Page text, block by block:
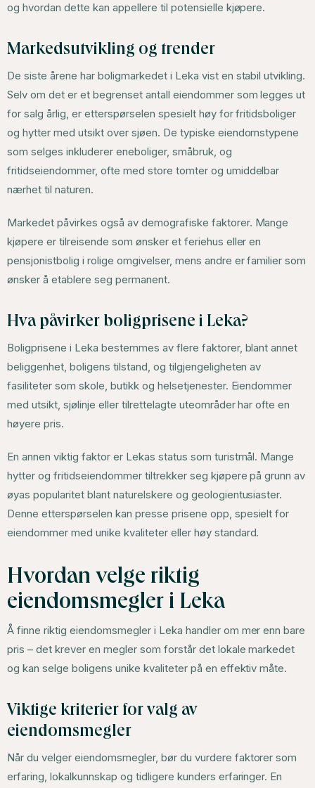
og hvordan dette kan appellere til potensielle kjøpere.
Markedsutvikling og trender
De siste årene har boligmarkedet i Leka vist en stabil utvikling.
Selv om det er et begrenset antall eiendommer som legges ut
for salg årlig, er etterspørselen spesielt høy for fritidsboliger
og hytter med utsikt over sjøen. De typiske eiendomstypene
som selges inkluderer eneboliger, småbruk, og
fritidseiendommer, ofte med store tomter og umiddelbar
nærhet til naturen.
Markedet påvirkes også av demografiske faktorer. Mange
kjøpere er tilreisende som ønsker et feriehus eller en
pensjonistbolig i rolige omgivelser, mens andre er familier som
ønsker å etablere seg permanent.
Hva påvirker boligprisene i Leka?
Boligprisene i Leka bestemmes av flere faktorer, blant annet
beliggenhet, boligens tilstand, og tilgjengeligheten av
fasiliteter som skole, butikk og helsetjenester. Eiendommer
med utsikt, sjølinje eller tilrettelagte uteområder har ofte en
høyere pris.
En annen viktig faktor er Lekas status som turistmål. Mange
hytter og fritidseiendommer tiltrekker seg kjøpere på grunn av
øyas popularitet blant naturelskere og geologientusiaster.
Denne etterspørselen kan presse prisene opp, spesielt for
eiendommer med unike kvaliteter eller høy standard.
Hvordan velge riktig
eiendomsmegler i Leka
Å finne riktig eiendomsmegler i Leka handler om mer enn bare
pris – det krever en megler som forstår det lokale markedet
og kan selge boligens unike kvaliteter på en effektiv måte.
Viktige kriterier for valg av
eiendomsmegler
Når du velger eiendomsmegler, bør du vurdere faktorer som
erfaring, lokalkunnskap og tidligere kunders erfaringer. En